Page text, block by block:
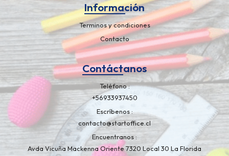
Información
Terminos y condiciones
Contacto
Contáctanos
Teléfono
+56933937450
Escríbenos
contacto@startoffice.cl
Encuentranos
Avda Vicuña Mackenna Oriente 7320 Local 30 La Florida